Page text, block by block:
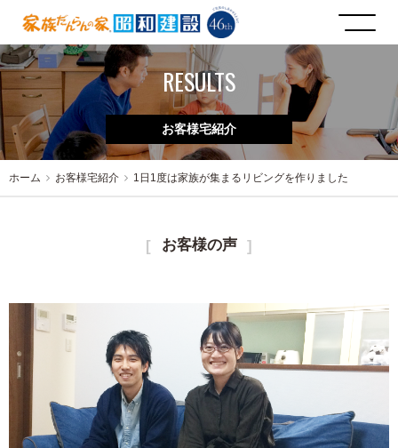
RESULTS
お客様宅紹介
ホーム お客様宅紹介 1日1度は家族が集まるリビングを作りました
お客様の声